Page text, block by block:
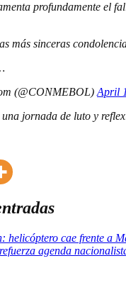
profundamente el
más sinceras
(@CONMEBOL)April
jornada de luto y
helicóptero cae frente a
agenda